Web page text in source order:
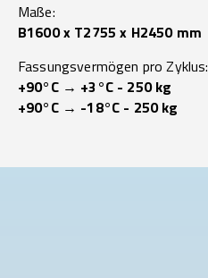
Maße:
B1600 x T2755 x H2450 mm
Fassungsvermögen pro Zyklus:
+90°C → +3°C - 250 kg
+90°C → -18°C - 250 kg